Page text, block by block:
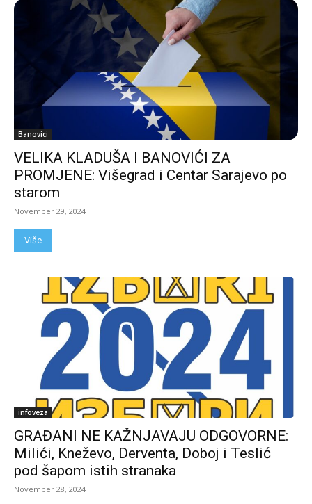
Banovici
VELIKA KLADUŠA I BANOVIĆI ZA
PROMJENE: Višegrad i Centar Sarajevo po
starom
November 29, 2024
Više
infoveza
GRAĐANI NE KAŽNJAVAJU ODGOVORNE:
Milići, Kneževo, Derventa, Doboj i Teslić
pod šapom istih stranaka
November 28, 2024